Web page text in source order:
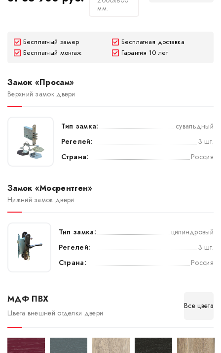
мм.
Бесплатный замер
Бесплатная доставка
Бесплатный монтаж
Гарантия 10 лет
Замок «Просам»
Верхний замок двери
Тип замка:
сувальдный
Регелей:
3 шт.
Страна:
Россия
Замок «Мосрентген»
Нижний замок двери
Тип замка:
цилиндровый
Регелей:
3 шт.
Страна:
Россия
МДФ ПВХ
Цвета внешней отделки двери
Все цвета